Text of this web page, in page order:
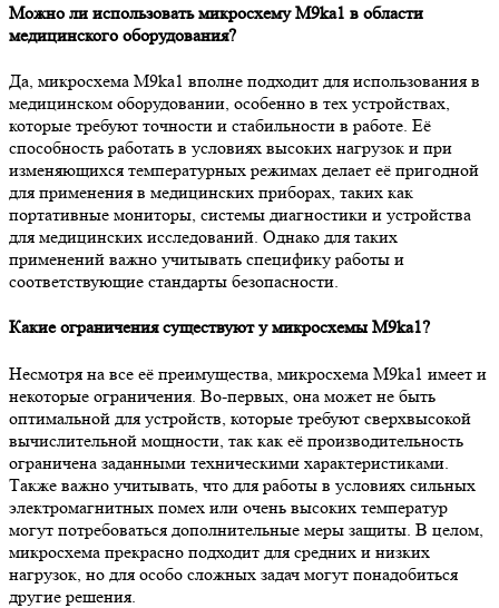
Можно ли использовать микросхему M9ka1 в области
медицинского оборудования?
Да, микросхема M9ka1 вполне подходит для использования в
медицинском оборудовании, особенно в тех устройствах,
которые требуют точности и стабильности в работе. Её
способность работать в условиях высоких нагрузок и при
изменяющихся температурных режимах делает её пригодной
для применения в медицинских приборах, таких как
портативные мониторы, системы диагностики и устройства
для медицинских исследований. Однако для таких
применений важно учитывать специфику работы и
соответствующие стандарты безопасности.
Какие ограничения существуют у микросхемы M9ka1?
Несмотря на все её преимущества, микросхема M9ka1 имеет и
некоторые ограничения. Во-первых, она может не быть
оптимальной для устройств, которые требуют сверхвысокой
вычислительной мощности, так как её производительность
ограничена заданными техническими характеристиками.
Также важно учитывать, что для работы в условиях сильных
электромагнитных помех или очень высоких температур
могут потребоваться дополнительные меры защиты. В целом,
микросхема прекрасно подходит для средних и низких
нагрузок, но для особо сложных задач могут понадобиться
другие решения.